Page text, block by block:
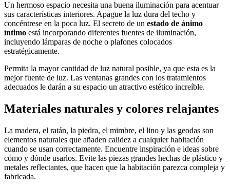
Un hermoso espacio necesita una buena iluminación para acentuar
sus características interiores. Apague la luz dura del techo y
concéntrese en la poca luz. El secreto de un estado de ánimo
íntimo está incorporando diferentes fuentes de iluminación,
incluyendo lámparas de noche o plafones colocados
estratégicamente.
Permita la mayor cantidad de luz natural posible, ya que esta es la
mejor fuente de luz. Las ventanas grandes con los tratamientos
adecuados le darán a su espacio un atractivo estético increíble.
Materiales naturales y colores relajantes
La madera, el ratán, la piedra, el mimbre, el lino y las geodas son
elementos naturales que añaden calidez a cualquier habitación
cuando se usan correctamente. Encuentre inspiración e ideas sobre
cómo y dónde usarlos. Evite las piezas grandes hechas de plástico y
metales reflectantes, que hacen que la habitación parezca compleja y
fabricada.